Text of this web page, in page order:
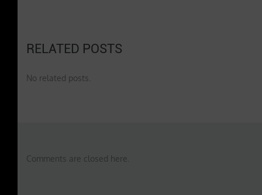
RELATED POSTS
No related posts.
Comments are closed here.